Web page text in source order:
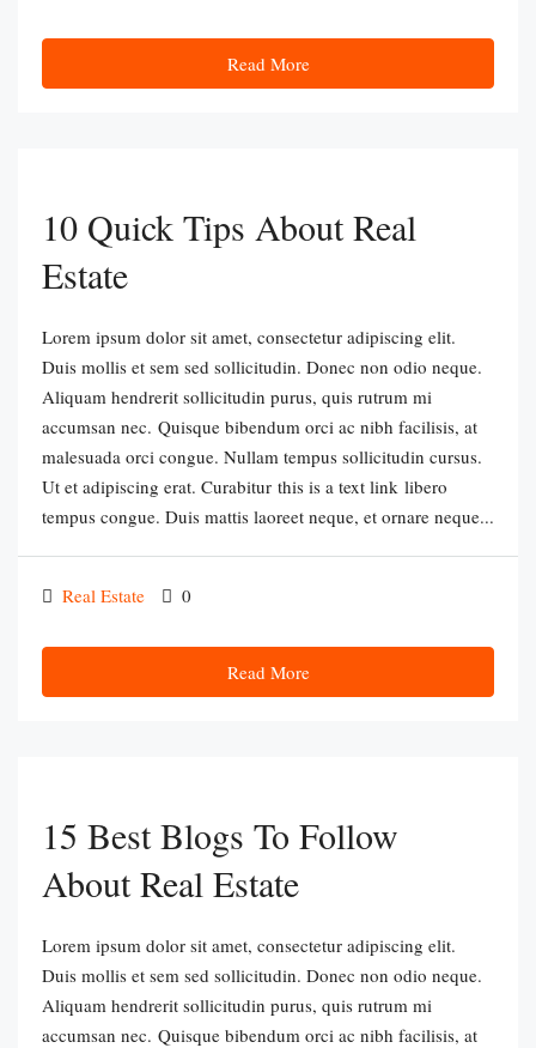
Read More
10 Quick Tips About Real
Estate
Lorem ipsum dolor sit amet, consectetur adipiscing elit.
Duis mollis et sem sed sollicitudin. Donec non odio neque.
Aliquam hendrerit sollicitudin purus, quis rutrum mi
accumsan nec. Quisque bibendum orci ac nibh facilisis, at
malesuada orci congue. Nullam tempus sollicitudin cursus.
Ut et adipiscing erat. Curabitur this is a text link libero
tempus congue. Duis mattis laoreet neque, et ornare neque...
Real Estate 0
Read More
15 Best Blogs To Follow
About Real Estate
Lorem ipsum dolor sit amet, consectetur adipiscing elit.
Duis mollis et sem sed sollicitudin. Donec non odio neque.
Aliquam hendrerit sollicitudin purus, quis rutrum mi
accumsan nec. Quisque bibendum orci ac nibh facilisis, at